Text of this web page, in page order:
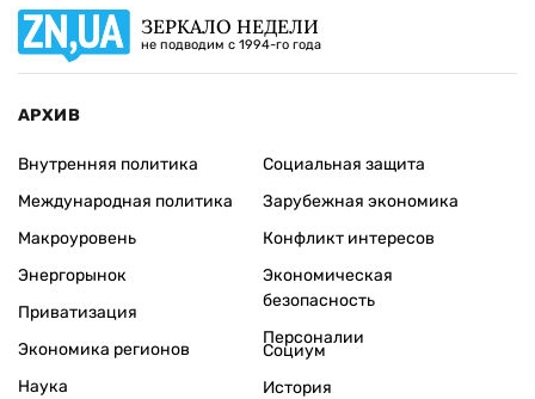
ЗЕРКАЛО НЕДЕЛИ
не подводим с 1994-го года
АРХИВ
Внутренняя политика
Международная политика
Макроуровень
Энергорынок
Приватизация
Экономика регионов
Социальная защита
Зарубежная экономика
Конфликт интересов
Экономическая
безопасность
Персоналии
Наука
Социум
История